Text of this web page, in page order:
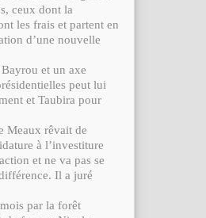
ceux dont la
les frais et partent en
d’une nouvelle
et un axe
peut lui
et Taubira pour
Meaux rêvait de
à l’investiture
et ne va pas se
Il a juré
par la forêt